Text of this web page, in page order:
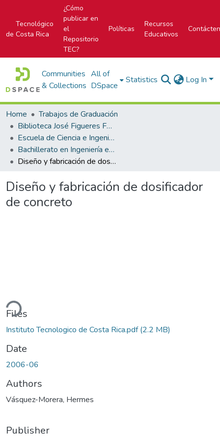
Tecnológico
de Costa Rica
¿Cómo
publicar en
el
Repositorio
TEC?
Políticas
Recursos
Educativos
Communities
& Collections
All of
DSpace
Statistics Log In
Home
Trabajos de Graduación
Biblioteca José Figueres Ferrer
Escuela de Ciencia e Ingeniería de los Materiales
Bachillerato en Ingeniería en Materiales
Diseño y fabricación de dosificador de concreto
Diseño y fabricación de dosificador
de concreto
Files
Instituto Tecnologico de Costa Rica.pdf(2.2 MB)
Date
2006-06
Authors
Vásquez-Morera, Hermes
Publisher